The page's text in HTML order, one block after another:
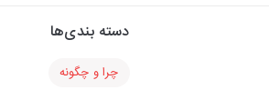
دسته بندی‌ها
چرا و چگونه